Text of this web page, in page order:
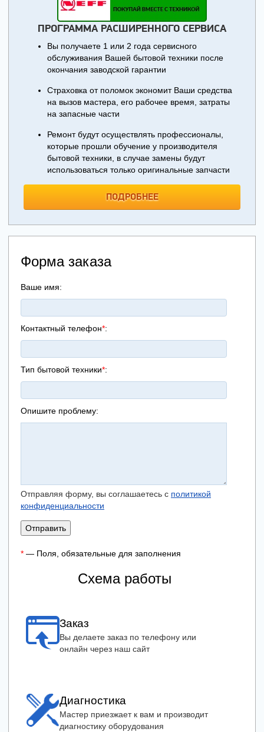
ПРОГРАММА РАСШИРЕННОГО СЕРВИСА
Вы получаете 1 или 2 года сервисного
обслуживания Вашей бытовой техники после
окончания заводской гарантии
Страховка от поломок экономит Ваши средства
на вызов мастера, его рабочее время, затраты
на запасные части
Ремонт будут осуществлять профессионалы,
которые прошли обучение у производителя
бытовой техники, в случае замены будут
использоваться только оригинальные запчасти
ПОДРОБНЕЕ
Форма заказа
Ваше имя:
Контактный телефон*:
Тип бытовой техники*:
Опишите проблему:
Отправляя форму, вы соглашаетесь с политикой
конфиденциальности
Отправить
* — Поля, обязательные для заполнения
Схема работы
Заказ
Вы делаете заказ по телефону или
онлайн через наш сайт
Диагностика
Мастер приезжает к вам и производит
диагностику оборудования